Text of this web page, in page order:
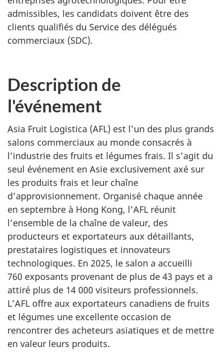
admissibles, les candidats doivent être des
clients qualifiés du Service des délégués
commerciaux (SDC).
Description de
l'événement
Asia Fruit Logistica (AFL) est l’un des plus grands
salons commerciaux au monde consacrés à
l’industrie des fruits et légumes frais. Il s’agit du
seul événement en Asie exclusivement axé sur
les produits frais et leur chaîne
d’approvisionnement. Organisé chaque année
en septembre à Hong Kong, l’AFL réunit
l’ensemble de la chaîne de valeur, des
producteurs et exportateurs aux détaillants,
prestataires logistiques et innovateurs
technologiques. En 2025, le salon a accueilli
760 exposants provenant de plus de 43 pays et a
attiré plus de 14 000 visiteurs professionnels.
L’AFL offre aux exportateurs canadiens de fruits
et légumes une excellente occasion de
rencontrer des acheteurs asiatiques et de mettre
en valeur leurs produits.